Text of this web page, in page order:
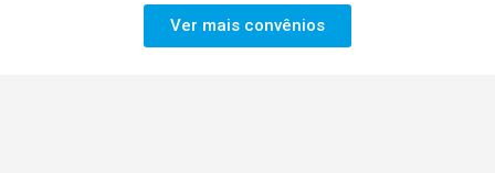
Ver mais convênios